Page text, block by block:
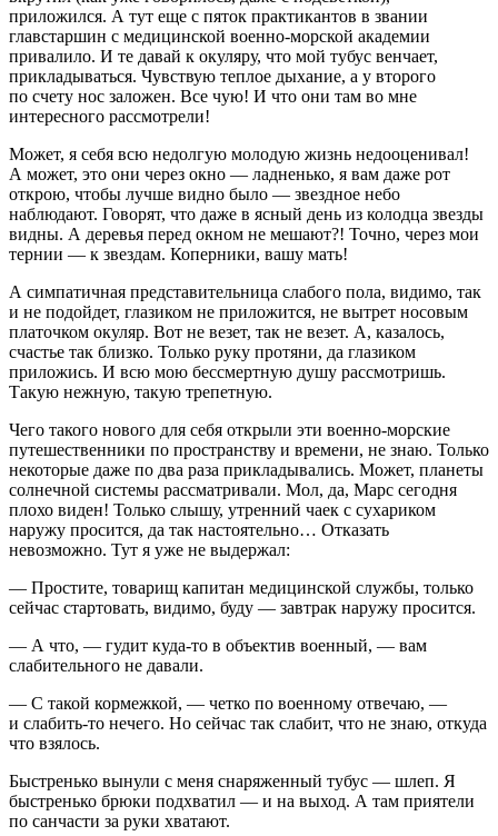
приложился. А тут еще с пяток практикантов в звании
главстаршин с медицинской военно-морской академии
привалило. И те давай к окуляру, что мой тубус венчает,
прикладываться. Чувствую теплое дыхание, а у второго
по счету нос заложен. Все чую! И что они там во мне
интересного рассмотрели!
Может, я себя всю недолгую молодую жизнь недооценивал!
А может, это они через окно — ладненько, я вам даже рот
открою, чтобы лучше видно было — звездное небо
наблюдают. Говорят, что даже в ясный день из колодца звезды
видны. А деревья перед окном не мешают?! Точно, через мои
тернии — к звездам. Коперники, вашу мать!
А симпатичная представительница слабого пола, видимо, так
и не подойдет, глазиком не приложится, не вытрет носовым
платочком окуляр. Вот не везет, так не везет. А, казалось,
счастье так близко. Только руку протяни, да глазиком
приложись. И всю мою бессмертную душу рассмотришь.
Такую нежную, такую трепетную.
Чего такого нового для себя открыли эти военно-морские
путешественники по пространству и времени, не знаю. Только
некоторые даже по два раза прикладывались. Может, планеты
солнечной системы рассматривали. Мол, да, Марс сегодня
плохо виден! Только слышу, утренний чаек с сухариком
наружу просится, да так настоятельно… Отказать
невозможно. Тут я уже не выдержал:
— Простите, товарищ капитан медицинской службы, только
сейчас стартовать, видимо, буду — завтрак наружу просится.
— А что, — гудит куда-то в объектив военный, — вам
слабительного не давали.
— С такой кормежкой, — четко по военному отвечаю, —
и слабить-то нечего. Но сейчас так слабит, что не знаю, откуда
что взялось.
Быстренько вынули с меня снаряженный тубус — шлеп. Я
быстренько брюки подхватил — и на выход. А там приятели
по санчасти за руки хватают.